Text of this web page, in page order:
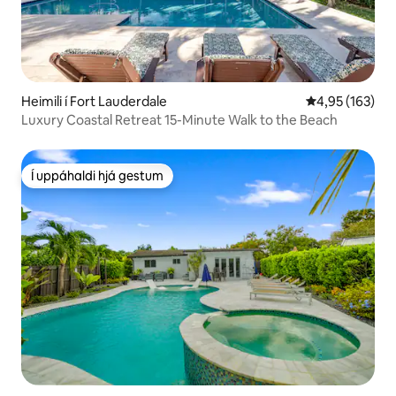
Heimili í Fort Lauderdale 4,95 af 5 í
4,95 (163)
Luxury Coastal Retreat 15-Minute Walk to the Beach
Í uppáhaldi hjá gestum
Í uppáhaldi hjá gestum